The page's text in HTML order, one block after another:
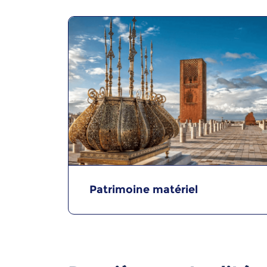
Patrimoine matériel